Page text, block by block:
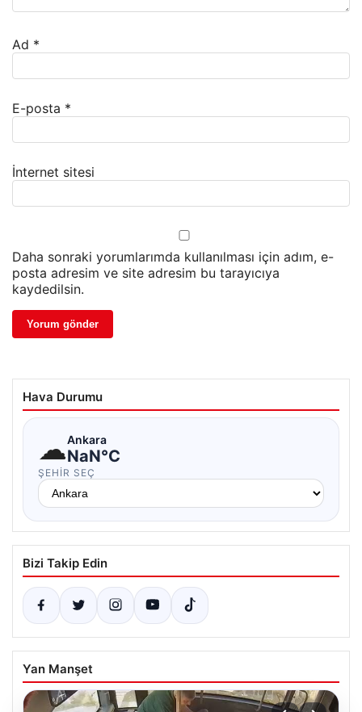
Ad *
E-posta *
İnternet sitesi
Daha sonraki yorumlarımda kullanılması için adım, e-
posta adresim ve site adresim bu tarayıcıya
kaydedilsin.
Hava Durumu
☁Ankara
NaN°C
ŞEHIR SEÇ
Bizi Takip Edin
Yan Manşet